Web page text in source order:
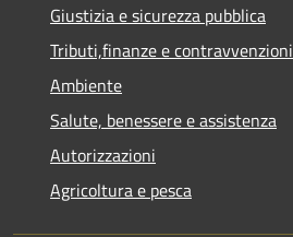
Giustizia e sicurezza pubblica
Tributi,finanze e contravvenzioni
Ambiente
Salute, benessere e assistenza
Autorizzazioni
Agricoltura e pesca